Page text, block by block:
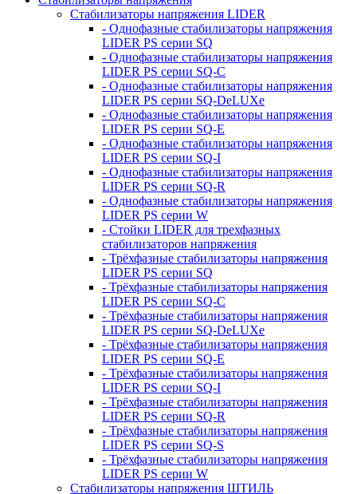
Стабилизаторы напряжения LIDER
- Однофазные стабилизаторы напряжения
LIDER PS серии SQ
- Однофазные стабилизаторы напряжения
LIDER PS серии SQ-C
- Однофазные стабилизаторы напряжения
LIDER PS серии SQ-DeLUXe
- Однофазные стабилизаторы напряжения
LIDER PS серии SQ-E
- Однофазные стабилизаторы напряжения
LIDER PS серии SQ-I
- Однофазные стабилизаторы напряжения
LIDER PS серии SQ-R
- Однофазные стабилизаторы напряжения
LIDER PS серии W
- Стойки LIDER для трехфазных
стабилизаторов напряжения
- Трёхфазные стабилизаторы напряжения
LIDER PS серии SQ
- Трёхфазные стабилизаторы напряжения
LIDER PS серии SQ-C
- Трёхфазные стабилизаторы напряжения
LIDER PS серии SQ-DeLUXe
- Трёхфазные стабилизаторы напряжения
LIDER PS серии SQ-E
- Трёхфазные стабилизаторы напряжения
LIDER PS серии SQ-I
- Трёхфазные стабилизаторы напряжения
LIDER PS серии SQ-R
- Трёхфазные стабилизаторы напряжения
LIDER PS серии SQ-S
- Трёхфазные стабилизаторы напряжения
LIDER PS серии W
Стабилизаторы напряжения ШТИЛЬ